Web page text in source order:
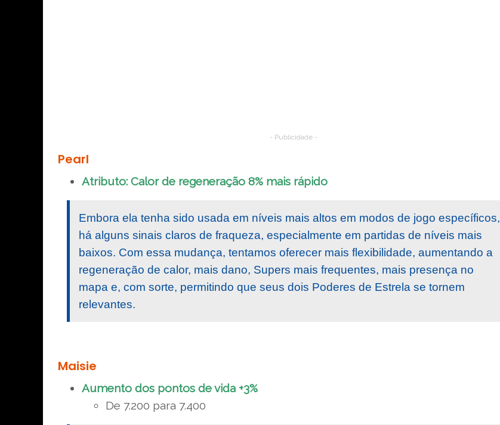
- Publicidade -
Pearl
Atributo: Calor de regeneração 8% mais rápido
Embora ela tenha sido usada em níveis mais altos em modos de jogo específicos,
há alguns sinais claros de fraqueza, especialmente em partidas de níveis mais
baixos. Com essa mudança, tentamos oferecer mais flexibilidade, aumentando a
regeneração de calor, mais dano, Supers mais frequentes, mais presença no
mapa e, com sorte, permitindo que seus dois Poderes de Estrela se tornem
relevantes.
Maisie
Aumento dos pontos de vida +3%
De 7.200 para 7.400